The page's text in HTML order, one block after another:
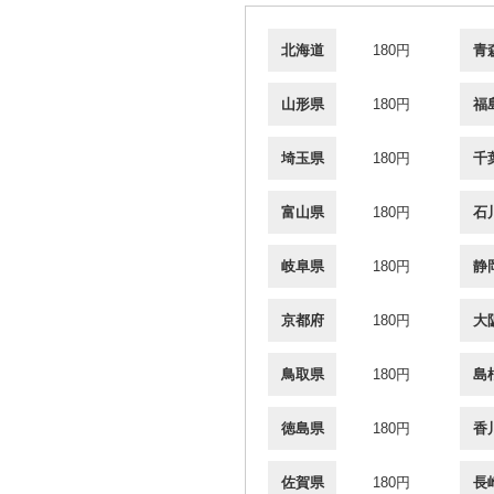
北海道 180円 青
山形県 180円 福
埼玉県 180円 千
富山県 180円 石
岐阜県 180円 静
京都府 180円 大
鳥取県 180円 島
徳島県 180円 香
佐賀県 180円 長